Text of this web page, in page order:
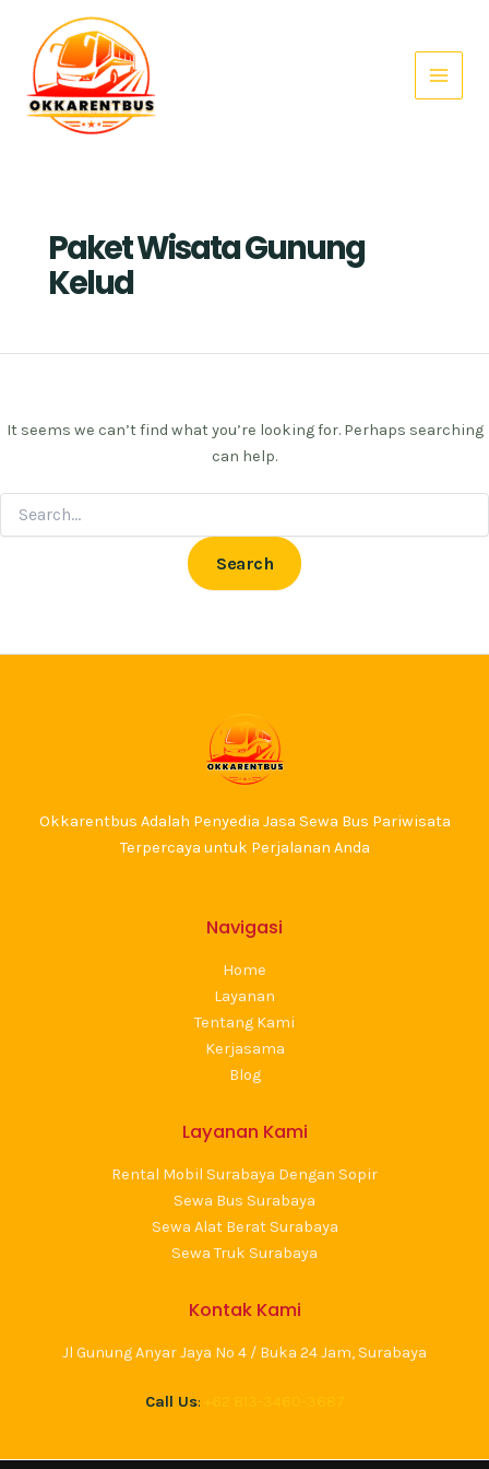
content
Menu
Paket Wisata Gunung
Kelud
It seems we can’t find what you’re looking for. Perhaps searching
can help.
Okkarentbus Adalah Penyedia Jasa Sewa Bus Pariwisata
Terpercaya untuk Perjalanan Anda
Navigasi
Home
Layanan
Tentang Kami
Kerjasama
Blog
Layanan Kami
Rental Mobil Surabaya Dengan Sopir
Sewa Bus Surabaya
Sewa Alat Berat Surabaya
Sewa Truk Surabaya
Kontak Kami
Jl Gunung Anyar Jaya No 4 / Buka 24 Jam, Surabaya
Call Us: